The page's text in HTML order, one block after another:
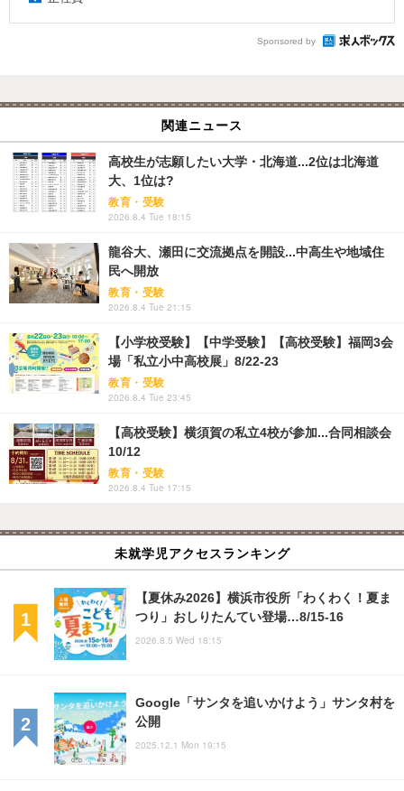
Sponsored by
関連ニュース
高校生が志願したい大学・北海道...2位は北海道
大、1位は?
教育・受験
2026.8.4 Tue 18:15
龍谷大、瀬田に交流拠点を開設...中高生や地域住
民へ開放
教育・受験
2026.8.4 Tue 21:15
【小学校受験】【中学受験】【高校受験】福岡3会
場「私立小中高校展」8/22-23
教育・受験
2026.8.4 Tue 23:45
【高校受験】横須賀の私立4校が参加...合同相談会
10/12
教育・受験
2026.8.4 Tue 17:15
未就学児アクセスランキング
【夏休み2026】横浜市役所「わくわく！夏ま
つり」おしりたんてい登場…8/15-16
2026.8.5 Wed 18:15
Google「サンタを追いかけよう」サンタ村を
公開
2025.12.1 Mon 19:15